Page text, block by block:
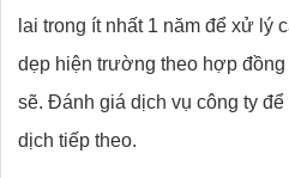
lai trong ít nhất 1 năm để xử lý
dẹp hiện trường theo hợp
sẽ. Đánh giá dịch vụ công ty
dịch tiếp theo.